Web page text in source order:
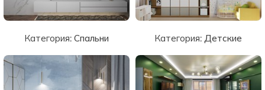
Категория:Спальни Категория:Детские